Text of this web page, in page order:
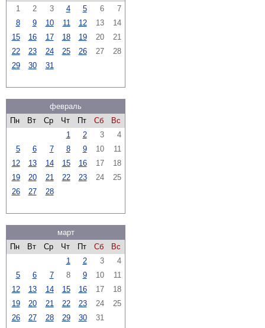
1 2 3 4 5 6
7
8
9 10 11 12 13
14
15
16 17 18 19 20
21
22
23 24 25 26 27
28
29
30 31
февраль
Пн
Вт Ср Чт Пт Сб
Вс
1
2 3
4
5
6 7 8 9 10
11
12
13 14 15 16 17
18
19
20 21 22 23 24
25
26
27 28
март
Пн
Вт Ср Чт Пт Сб
Вс
1
2 3
4
5
6 7 8 9 10
11
12
13 14 15 16 17
18
19
20 21 22 23 24
25
26
27 28 29 30 31